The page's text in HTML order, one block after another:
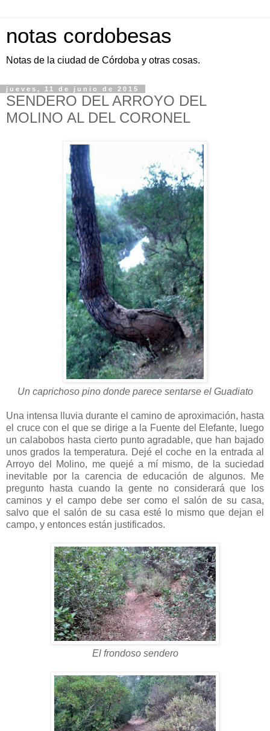
notas cordobesas
Notas de la ciudad de Córdoba y otras cosas.
jueves, 11 de junio de 2015
SENDERO DEL ARROYO DEL
MOLINO AL DEL CORONEL
Un caprichoso pino donde parece sentarse el Guadiato
Una intensa lluvia durante el camino de aproximación, hasta
el cruce con el que se dirige a la Fuente del Elefante, luego
un calabobos hasta cierto punto agradable, que han bajado
unos grados la temperatura. Dejé el coche en la entrada al
Arroyo del Molino, me quejé a mí mismo, de la suciedad
inevitable por la carencia de educación de algunos. Me
pregunto hasta cuando la gente no considerará que los
caminos y el campo debe ser como el salón de su casa,
salvo que el salón de su casa esté lo mismo que dejan el
campo, y entonces están justificados.
El frondoso sendero